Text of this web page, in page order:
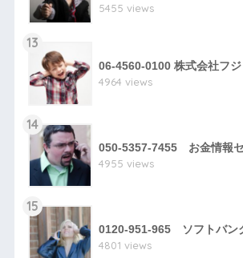
5455 views
13
06-4560-0100 株式会社フ
4964 views
14
050-5357-7455 お金情報
4955 views
15
0120-951-965 ソフトバン
4801 views